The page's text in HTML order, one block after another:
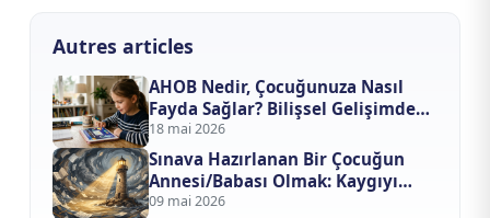
Autres articles
AHOB Nedir, Çocuğunuza Nasıl
Fayda Sağlar? Bilişsel Gelişimde
Yapay Zeka Devrimi
18 mai 2026
Sınava Hazırlanan Bir Çocuğun
Annesi/Babası Olmak: Kaygıyı
Evden Nasıl Uzak Tutarsınız?
09 mai 2026